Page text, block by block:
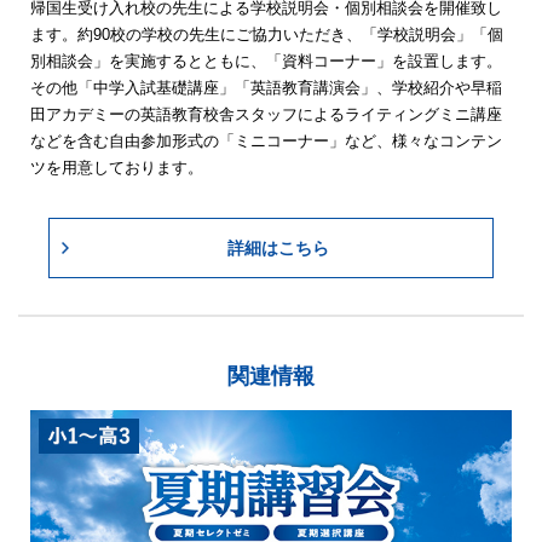
帰国生受け入れ校の先生による学校説明会・個別相談会を開催致し
ます。約90校の学校の先生にご協力いただき、「学校説明会」「個
別相談会」を実施するとともに、「資料コーナー」を設置します。
その他「中学入試基礎講座」「英語教育講演会」、学校紹介や早稲
田アカデミーの英語教育校舎スタッフによるライティングミニ講座
などを含む自由参加形式の「ミニコーナー」など、様々なコンテン
ツを用意しております。
詳細はこちら
関連情報